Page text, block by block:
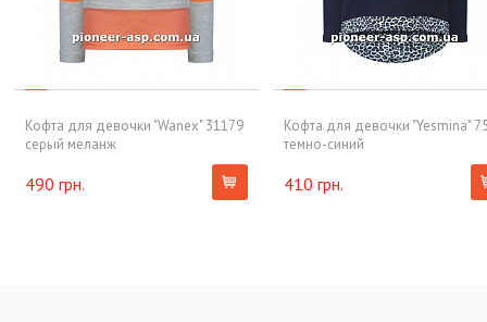
Кофта для девочки "Wanex" 31179
серый меланж
490 грн.
Кофта для девочки "Yesmina"
темно-синий
410 грн.